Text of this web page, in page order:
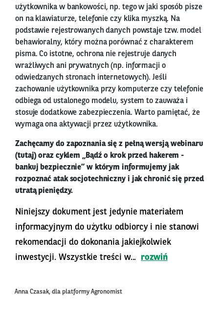
użytkownika w bankowości, np. tego w jaki sposób pisze
on na klawiaturze, telefonie czy klika myszką. Na
podstawie rejestrowanych danych powstaje tzw. model
behawioralny, który można porównać z charakterem
pisma. Co istotne, ochrona nie rejestruje danych
wrażliwych ani prywatnych (np. informacji o
odwiedzanych stronach internetowych). Jeśli
zachowanie użytkownika przy komputerze czy telefonie
odbiega od ustalonego modelu, system to zauważa i
stosuje dodatkowe zabezpieczenia. Warto pamiętać, że
wymaga ona aktywacji przez użytkownika.
Zachęcamy do zapoznania się z pełną wersją webinaru
(tutaj) oraz cyklem „Bądź o krok przed hakerem -
bankuj bezpiecznie” w którym informujemy jak
rozpoznać atak socjotechniczny i jak chronić się przed
utratą pieniędzy.
Niniejszy dokument jest jedynie materiałem
informacyjnym do użytku odbiorcy i nie stanowi
rekomendacji do dokonania jakiejkolwiek
inwestycji. Wszystkie treści w...
rozwiń
Anna Czasak, dla platformy Agronomist